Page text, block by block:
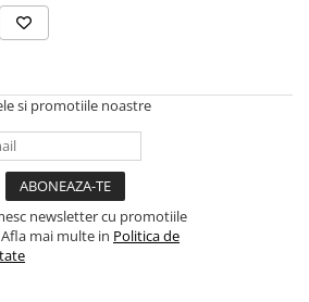
Metal
si promotiile noastre
newsletter cu promotiile
mai multe in Politica de